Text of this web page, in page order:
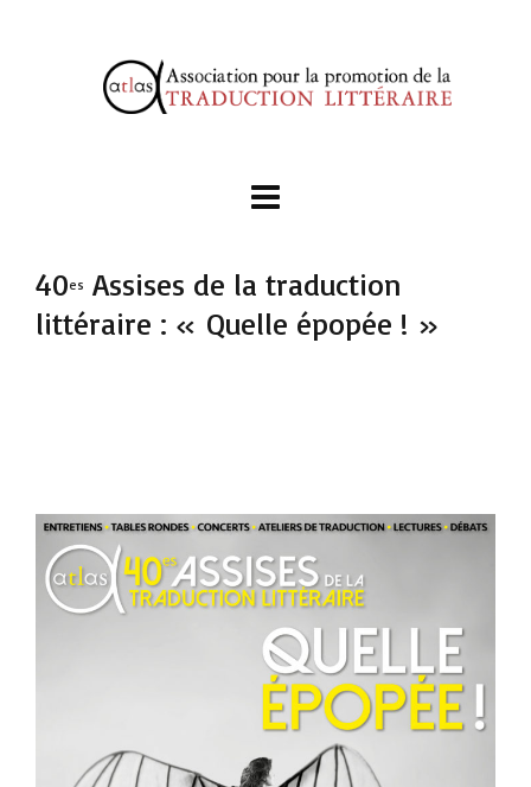
40es Assises de la traduction
littéraire : « Quelle épopée ! »